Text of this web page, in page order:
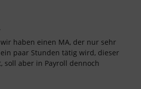
haben einen MA, der nur sehr
paar Stunden tätig wird, dieser
soll aber in Payroll dennoch